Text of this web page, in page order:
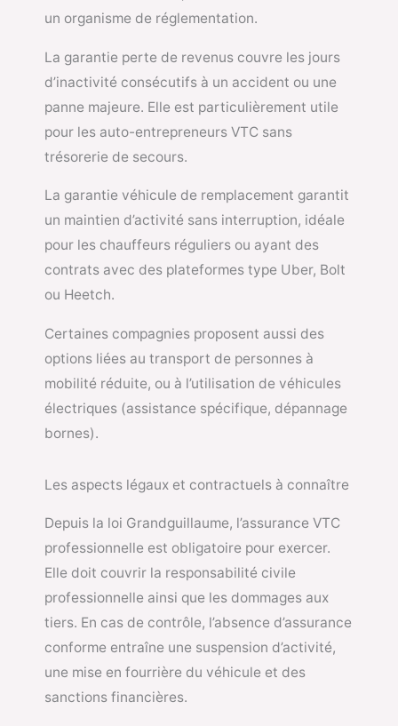
un organisme de réglementation.
La garantie perte de revenus couvre les jours
d’inactivité consécutifs à un accident ou une
panne majeure. Elle est particulièrement utile
pour les auto-entrepreneurs VTC sans
trésorerie de secours.
La garantie véhicule de remplacement garantit
un maintien d’activité sans interruption, idéale
pour les chauffeurs réguliers ou ayant des
contrats avec des plateformes type Uber, Bolt
ou Heetch.
Certaines compagnies proposent aussi des
options liées au transport de personnes à
mobilité réduite, ou à l’utilisation de véhicules
électriques (assistance spécifique, dépannage
bornes).
Les aspects légaux et contractuels à connaître
Depuis la loi Grandguillaume, l’assurance VTC
professionnelle est obligatoire pour exercer.
Elle doit couvrir la responsabilité civile
professionnelle ainsi que les dommages aux
tiers. En cas de contrôle, l’absence d’assurance
conforme entraîne une suspension d’activité,
une mise en fourrière du véhicule et des
sanctions financières.